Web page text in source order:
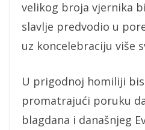
velikog broja vjernika
slavlje predvodio u
uz koncelebraciju više
U prigodnoj homiliji
promatrajući poruku
blagdana i današnjeg